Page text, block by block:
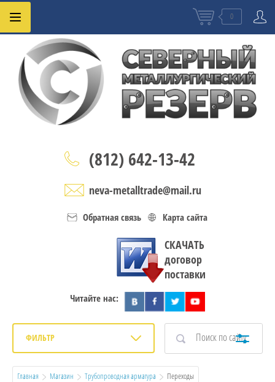
0
(812) 642-13-42
neva-metalltrade@mail.ru
Обратная связь Карта сайта
СКАЧАТЬ
договор
поставки
Читайте нас:
ФИЛЬТР
Главная Магазин Трубопроводная арматура
  Переходы